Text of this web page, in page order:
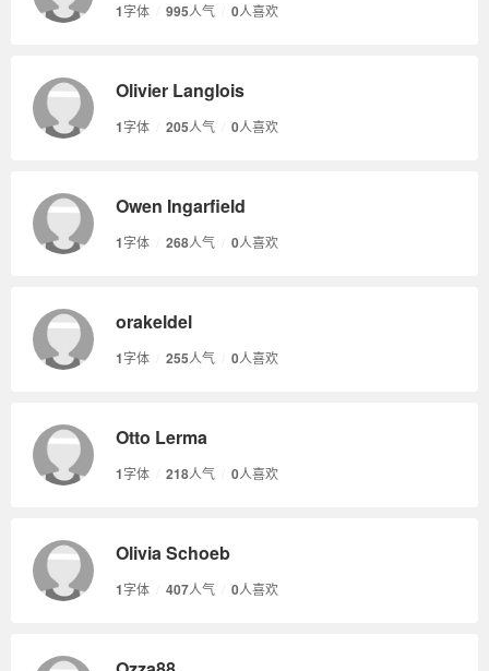
1字体 995人气 0人喜欢
Olivier Langlois
1字体 205人气 0人喜欢
Owen Ingarfield
1字体 268人气 0人喜欢
orakeldel
1字体 255人气 0人喜欢
Otto Lerma
1字体 218人气 0人喜欢
Olivia Schoeb
1字体 407人气 0人喜欢